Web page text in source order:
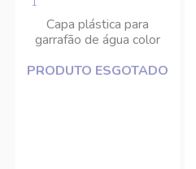
Capa plástica para
garrafão de água color
PRODUTO ESGOTADO